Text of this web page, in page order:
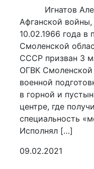
Игнатов
Афганской
10.02.1966 года в
Смоленской
СССР призван 3
ОГВК
военной
в горной и
центре, где
специальность
Исполнял […]
09.02.2021